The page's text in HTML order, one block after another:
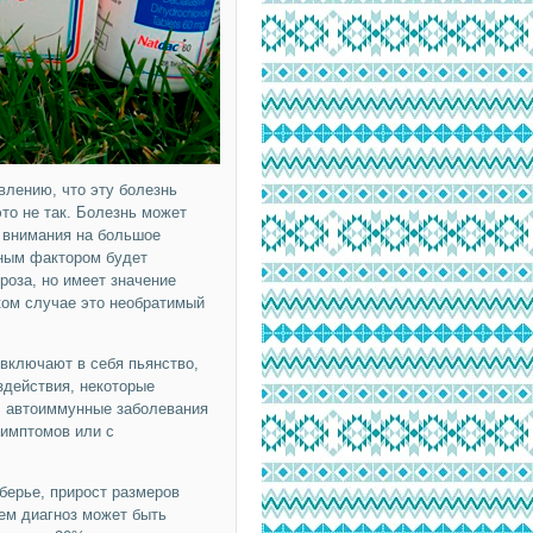
что эту болезнь
не так. Болезнь может
внимания на большое
фактором будет
но имеет значение
случае это необратимый
в себя пьянство,
некоторые
заболевания
или с
прирост размеров
диагноз может быть